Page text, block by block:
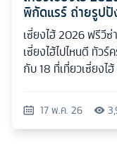
พิกัดแรร์ ถ่ายรูปปั
เซี่ยงไฮ้ 2026 ฟรีวีซ่
เซี่ยงไฮ้ไปไหนดี ทัว
กับ 18 ที่เที่ยวเซี่ยง
17 พ.ค. 26